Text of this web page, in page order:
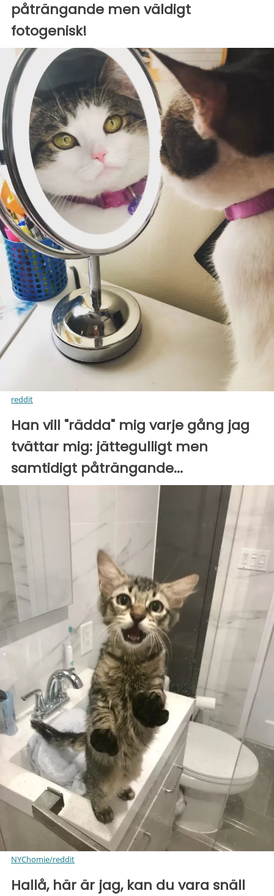
påträngande men väldigt
fotogenisk!
reddit
Han vill "rädda" mig varje gång jag
tvättar mig: jättegulligt men
samtidigt påträngande...
NYChomie/reddit
Hallå, här är jag, kan du vara snäll